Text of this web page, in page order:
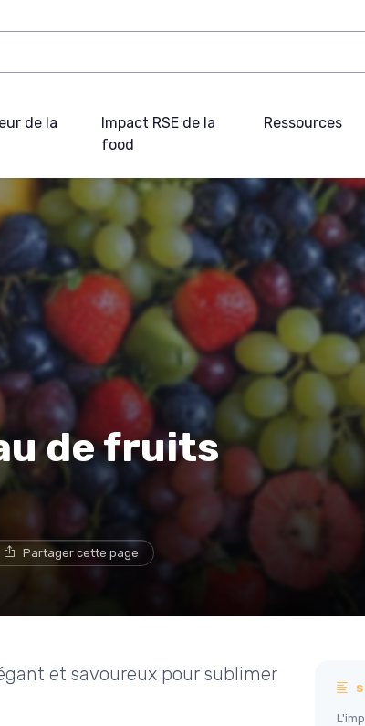
de la
Impact RSE de la
food
Ressources
de fruits
Partager cette page
et savoureux pour sublimer